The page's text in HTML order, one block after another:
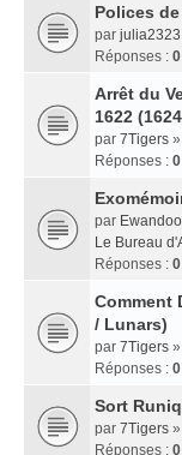
Polices
par julia2323
Réponses : 0
Arrêt du
1622
par 7Tigers
Réponses : 0
par
Le Bureau
Réponses : 0
Comment
/ Lunars)
par 7Tigers
Réponses : 0
Sort
par 7Tigers
Réponses : 0